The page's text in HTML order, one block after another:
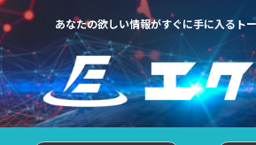
あなたの欲しい情報がすぐに手に入るト